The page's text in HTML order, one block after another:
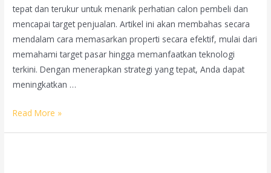
tepat dan terukur untuk menarik perhatian calon pembeli dan
mencapai target penjualan. Artikel ini akan membahas secara
mendalam cara memasarkan properti secara efektif, mulai dari
memahami target pasar hingga memanfaatkan teknologi
terkini. Dengan menerapkan strategi yang tepat, Anda dapat
meningkatkan …
Cara
Read More »